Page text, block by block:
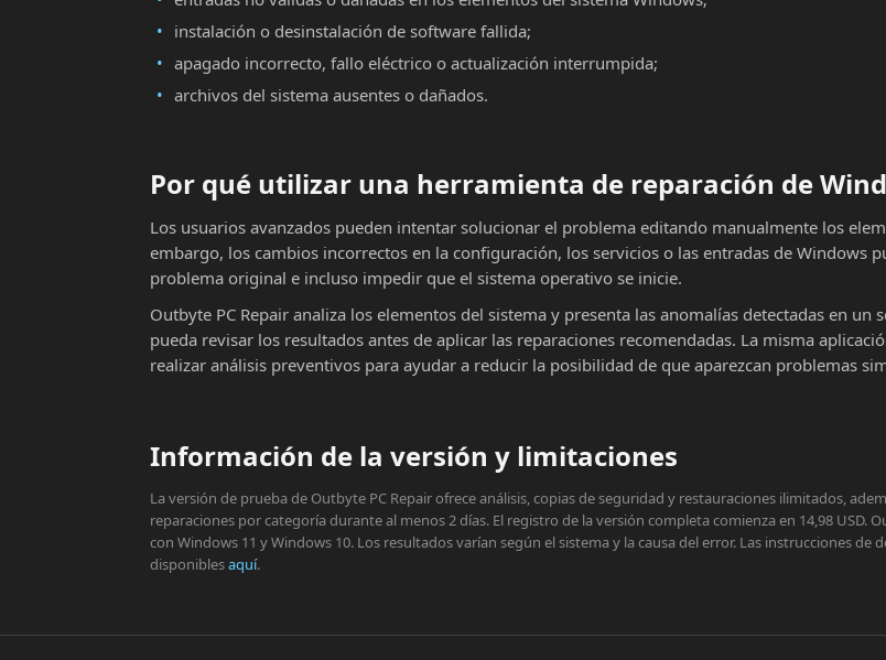
instalación o desinstalación de software fallida;
apagado incorrecto, fallo eléctrico o actualización interrumpida;
archivos del sistema ausentes o dañados.
Por qué utilizar una herramienta de reparación de
Los usuarios avanzados pueden intentar solucionar el problema editando manualmente los
embargo, los cambios incorrectos en la configuración, los servicios o las entradas de Windows
problema original e incluso impedir que el sistema operativo se inicie.
Outbyte PC Repair analiza los elementos del sistema y presenta las anomalías detectadas en un
pueda revisar los resultados antes de aplicar las reparaciones recomendadas. La misma
realizar análisis preventivos para ayudar a reducir la posibilidad de que aparezcan problemas
Información de la versión y limitaciones
La versión de prueba de Outbyte PC Repair ofrece análisis, copias de seguridad y restauraciones ilimitados,
reparaciones por categoría durante al menos 2 días. El registro de la versión completa comienza en 14,98 USD.
con Windows 11 y Windows 10. Los resultados varían según el sistema y la causa del error. Las instrucciones de
disponiblesaquí.